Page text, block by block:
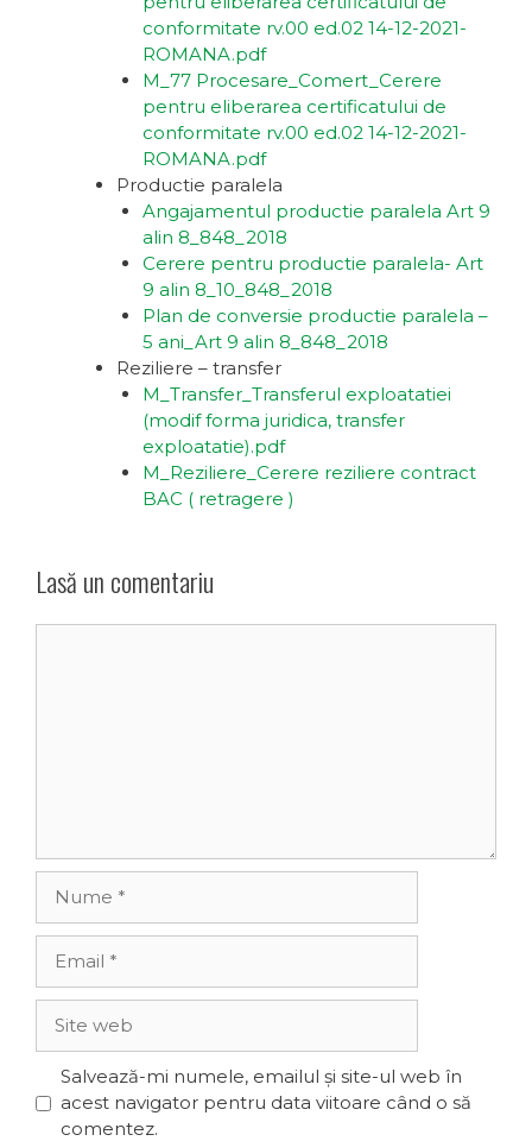
conformitate rv.00 ed.02 14-12-2021-
ROMANA.pdf
M_77 Procesare_Comert_Cerere
pentru eliberarea certificatului de
conformitate rv.00 ed.02 14-12-2021-
ROMANA.pdf
Productie paralela
Angajamentul productie paralela Art 9
alin 8_848_2018
Cerere pentru productie paralela- Art
9 alin 8_10_848_2018
Plan de conversie productie paralela –
5 ani_Art 9 alin 8_848_2018
Reziliere – transfer
M_Transfer_Transferul exploatatiei
(modif forma juridica, transfer
exploatatie).pdf
M_Reziliere_Cerere reziliere contract
BAC ( retragere )
Lasă un comentariu
web
Salvează-mi numele, emailul și site-ul web în
acest navigator pentru data viitoare când o să
comentez.